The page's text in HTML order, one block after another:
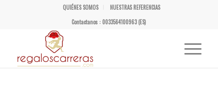
QUIÉNES SOMOS
NUESTRAS REFERENCIAS
Contactanos : 0033564100963 (ES)